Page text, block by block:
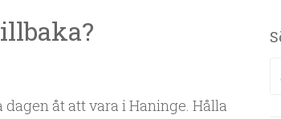
åt att vara i Haninge. Hålla